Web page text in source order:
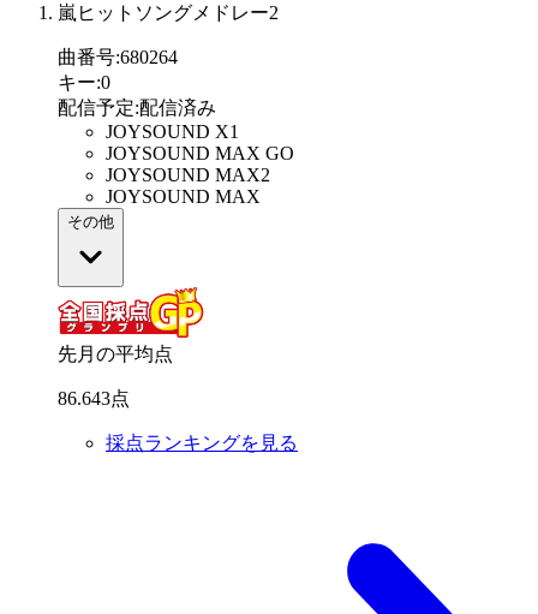
嵐ヒットソングメドレー2
曲番号:680264
キー:0
配信予定:配信済み
JOYSOUND X1
JOYSOUND MAX GO
JOYSOUND MAX2
JOYSOUND MAX
その他
先月の平均点
86.643点
採点ランキングを見る